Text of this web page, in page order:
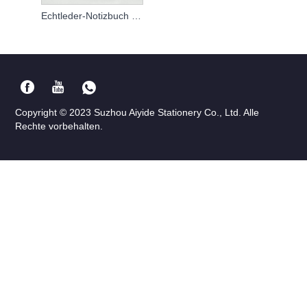
Copyright © 2023 Suzhou Aiyide Stationery Co., Ltd. Alle
Rechte vorbehalten.